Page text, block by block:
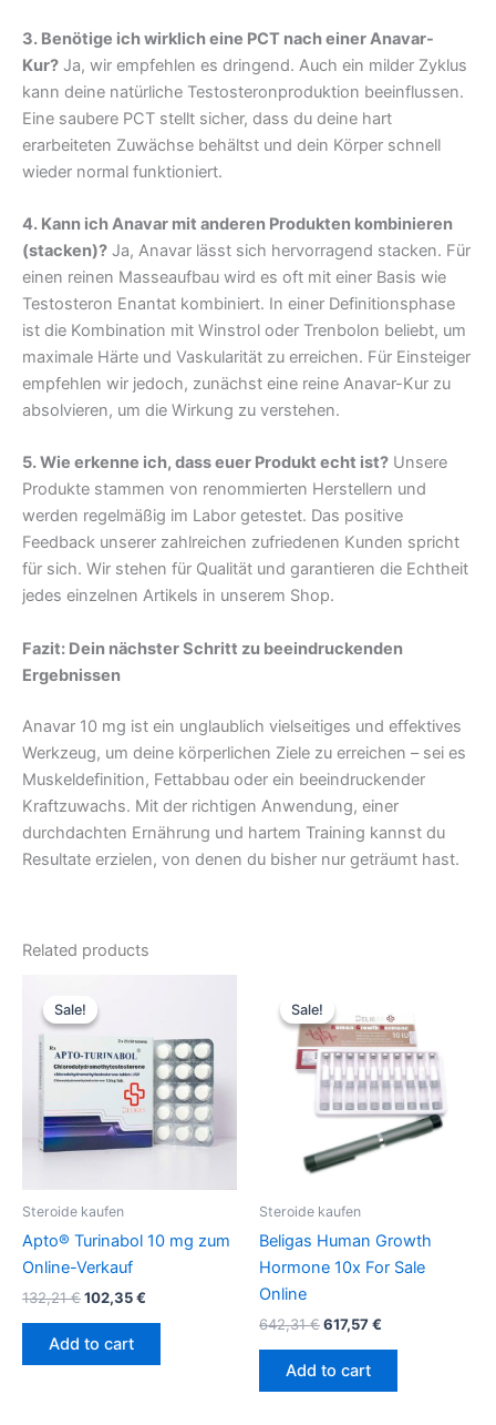
3. Benötige ich wirklich eine PCT nach einer Anavar-
Kur? Ja, wir empfehlen es dringend. Auch ein milder Zyklus
kann deine natürliche Testosteronproduktion beeinflussen.
Eine saubere PCT stellt sicher, dass du deine hart
erarbeiteten Zuwächse behältst und dein Körper schnell
wieder normal funktioniert.
4. Kann ich Anavar mit anderen Produkten kombinieren
(stacken)? Ja, Anavar lässt sich hervorragend stacken. Für
einen reinen Masseaufbau wird es oft mit einer Basis wie
Testosteron Enantat kombiniert. In einer Definitionsphase
ist die Kombination mit Winstrol oder Trenbolon beliebt, um
maximale Härte und Vaskularität zu erreichen. Für Einsteiger
empfehlen wir jedoch, zunächst eine reine Anavar-Kur zu
absolvieren, um die Wirkung zu verstehen.
5. Wie erkenne ich, dass euer Produkt echt ist? Unsere
Produkte stammen von renommierten Herstellern und
werden regelmäßig im Labor getestet. Das positive
Feedback unserer zahlreichen zufriedenen Kunden spricht
für sich. Wir stehen für Qualität und garantieren die Echtheit
jedes einzelnen Artikels in unserem Shop.
Fazit: Dein nächster Schritt zu beeindruckenden
Ergebnissen
Anavar 10 mg ist ein unglaublich vielseitiges und effektives
Werkzeug, um deine körperlichen Ziele zu erreichen – sei es
Muskeldefinition, Fettabbau oder ein beeindruckender
Kraftzuwachs. Mit der richtigen Anwendung, einer
durchdachten Ernährung und hartem Training kannst du
Resultate erzielen, von denen du bisher nur geträumt hast.
Related products
Sale!
Sale!
Steroide kaufen
Apto® Turinabol 10 mg zum
Online-Verkauf
132,21€
price
was:
132,21 €.
102,35€
102,35 €.
Add to cart
Sale!
Sale!
Steroide kaufen
Beligas Human Growth
Hormone 10x For Sale
Online
642,31€
was:
642,31 €.
617,57€
is:
617,57 €.
Add to cart